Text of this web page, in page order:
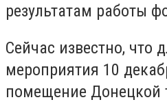
результатам работы
Сейчас известно, что
мероприятия 10
помещение Донецкой